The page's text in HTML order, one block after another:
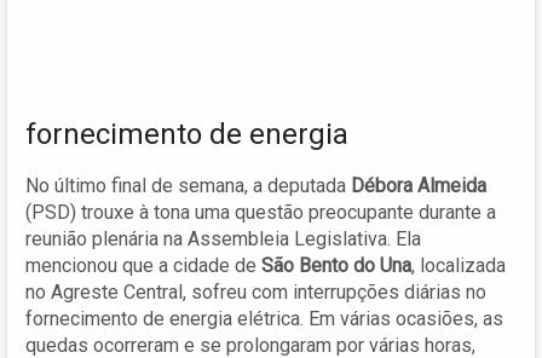
fornecimento de energia
No último final de semana, a deputada Débora Almeida
(PSD) trouxe à tona uma questão preocupante durante a
reunião plenária na Assembleia Legislativa. Ela
mencionou que a cidade de São Bento do Una, localizada
no Agreste Central, sofreu com interrupções diárias no
fornecimento de energia elétrica. Em várias ocasiões, as
quedas ocorreram e se prolongaram por várias horas,